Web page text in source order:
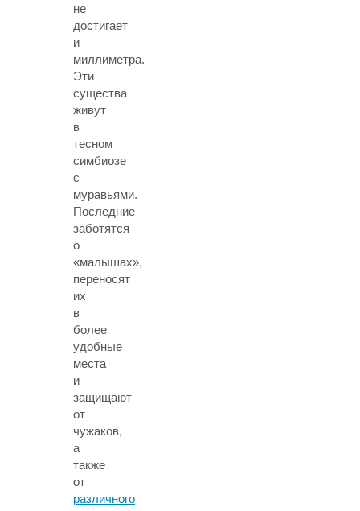
не
достигает
и
миллиметра.
Эти
существа
живут
в
тесном
симбиозе
с
муравьями.
Последние
заботятся
о
«малышах»,
переносят
их
в
более
удобные
места
и
защищают
от
чужаков,
а
также
от
различного